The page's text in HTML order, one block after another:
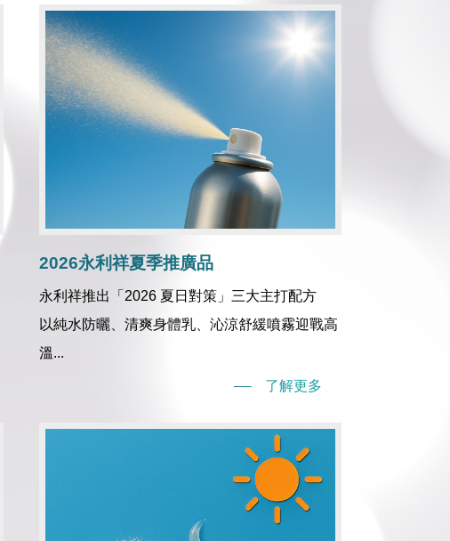
2026永利祥夏季推廣品
永利祥推出「2026 夏日對策」三大主打配方
以純水防曬、清爽身體乳、沁涼舒緩噴霧迎戰高
溫...
了解更多